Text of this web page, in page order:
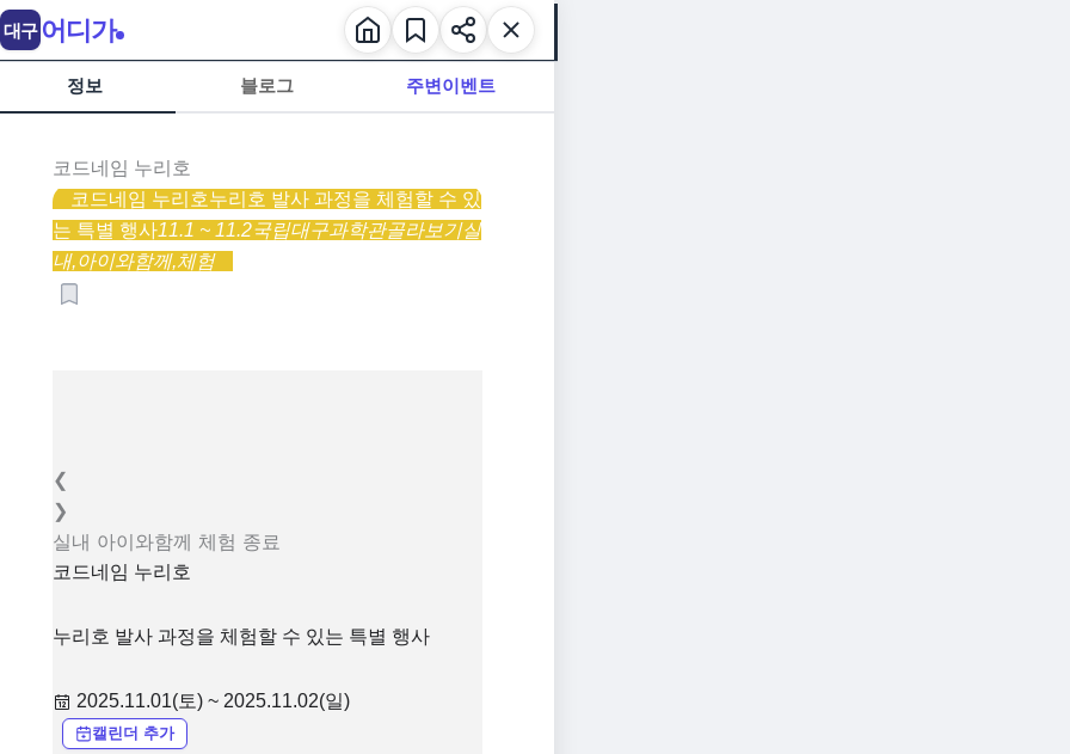
정보 블로그 주변이벤트
코드네임 누리호
코드네임 누리호누리호 발사 과정을 체험할 수 있
는 특별 행사11.1 ~ 11.2국립대구과학관골라보기실
내,아이와함께,체험
❮
❯
실내 아이와함께 체험 종료
코드네임 누리호
누리호 발사 과정을 체험할 수 있는 특별 행사
2025.11.01(토) ~ 2025.11.02(일)
캘린더 추가
대구 어디가